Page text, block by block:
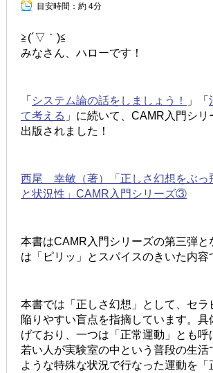
目安時間： 約 4分
≧(´▽｀)≦
みなさん、ハローです！
「 システム論の話をしましょう！ 」「
て考える 」に続いて、CAMR入門シ
出版されました！
西尾 幸敏（著）「正しさ幻想をぶっ
と状況性」CAMR入門シリーズ③
本書はCAMR入門シリーズの第三弾と
は「ピリッ」とスパイスのきいた内容
本書では「正しさ幻想」として、セラ
陥りやすい盲点を指摘しています。具
げており、一つは「正常運動」とも呼
若い人が実験室の中という普段の生活
ような特殊な状況で行なった運動を「